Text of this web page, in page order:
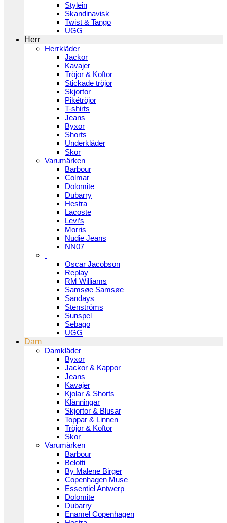
Stylein
Skandinavisk
Twist & Tango
UGG
Herr
Herrkläder
Jackor
Kavajer
Tröjor & Koftor
Stickade tröjor
Skjortor
Pikétröjor
T-shirts
Jeans
Byxor
Shorts
Underkläder
Skor
Varumärken
Barbour
Colmar
Dolomite
Dubarry
Hestra
Lacoste
Levi’s
Morris
Nudie Jeans
NN07
Oscar Jacobson
Replay
RM Williams
Samsøe Samsøe
Sandays
Stenströms
Sunspel
Sebago
UGG
Dam
Damkläder
Byxor
Jackor & Kappor
Jeans
Kavajer
Kjolar & Shorts
Klänningar
Skjortor & Blusar
Toppar & Linnen
Tröjor & Koftor
Skor
Varumärken
Barbour
Belotti
By Malene Birger
Copenhagen Muse
Essentiel Antwerp
Dolomite
Dubarry
Enamel Copenhagen